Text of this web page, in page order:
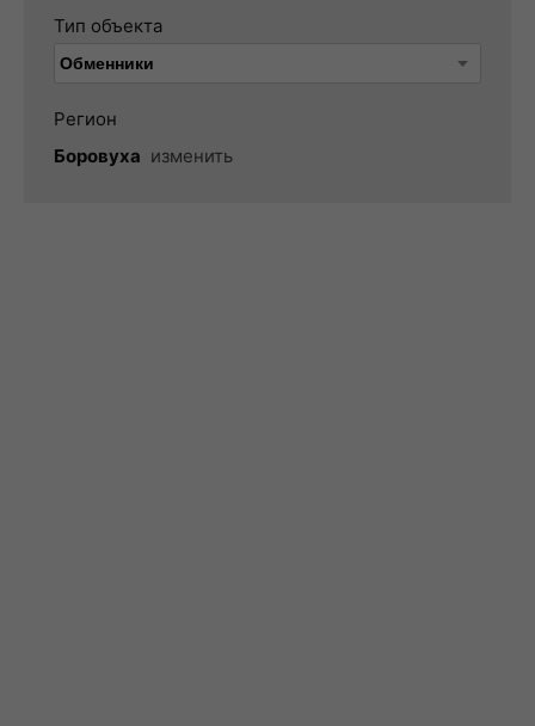
Тип объекта
Регион
Боровуха изменить